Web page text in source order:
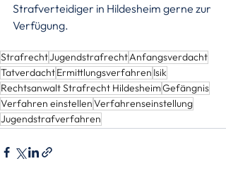
Strafverteidiger in Hildesheim gerne zur
Verfügung.
StrafrechtJugendstrafrechtAnfangsverdacht
TatverdachtErmittlungsverfahren Isik
Rechtsanwalt Strafrecht HildesheimGefängnis
Verfahren einstellenVerfahrenseinstellung
Jugendstrafverfahren